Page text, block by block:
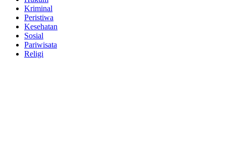
Kriminal
Peristiwa
Kesehatan
Sosial
Pariwisata
Religi